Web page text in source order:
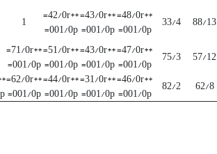
88/13
33/4
**48/0r=
001/0p=
**43/0r=
001/0p=
**42/0r=
001/0p=
1
57/12
75/3
**47/0r=
001/0p=
**43/0r=
001/0p=
**51/0r=
001/0p=
**71/0r=
001/0p=
62/8
82/2
**46/0r=
001/0p=
**31/0r=
001/0p=
**44/0r=
001/0p=
**62/0r=
001/0p=